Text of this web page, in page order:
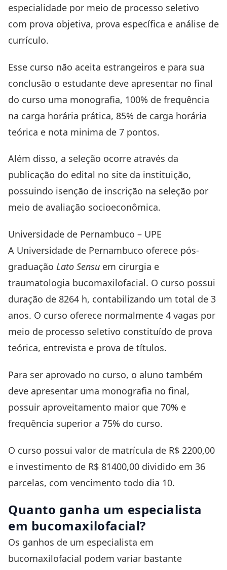
especialidade por meio de processo seletivo
com prova objetiva, prova específica e análise de
currículo.
Esse curso não aceita estrangeiros e para sua
conclusão o estudante deve apresentar no final
do curso uma monografia, 100% de frequência
na carga horária prática, 85% de carga horária
teórica e nota minima de 7 pontos.
Além disso, a seleção ocorre através da
publicação do edital no site da instituição,
possuindo isenção de inscrição na seleção por
meio de avaliação socioeconômica.
Universidade de Pernambuco – UPE
A Universidade de Pernambuco oferece pós-
graduação Lato Sensu em cirurgia e
traumatologia bucomaxilofacial. O curso possui
duração de 8264 h, contabilizando um total de 3
anos. O curso oferece normalmente 4 vagas por
meio de processo seletivo constituído de prova
teórica, entrevista e prova de títulos.
Para ser aprovado no curso, o aluno também
deve apresentar uma monografia no final,
possuir aproveitamento maior que 70% e
frequência superior a 75% do curso.
O curso possui valor de matrícula de R$ 2200,00
e investimento de R$ 81400,00 dividido em 36
parcelas, com vencimento todo dia 10.
Quanto ganha um especialista
em bucomaxilofacial?
Os ganhos de um especialista em
bucomaxilofacial podem variar bastante